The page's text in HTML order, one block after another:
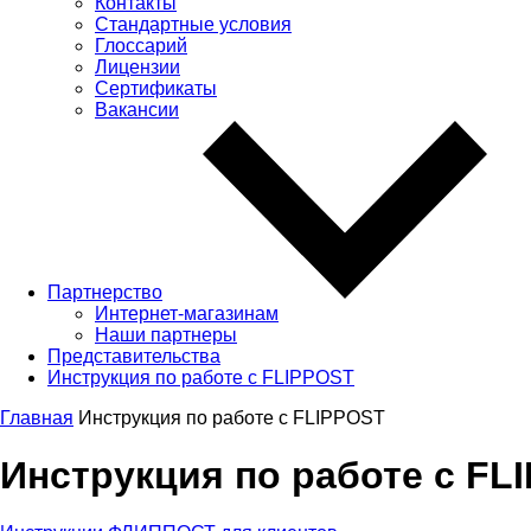
Стандартные условия
Глоссарий
Лицензии
Сертификаты
Вакансии
Партнерство
Интернет-магазинам
Наши партнеры
Представительства
Инструкция по работе с FLIPPOST
Главная Инструкция по работе с FLIPPOST
Инструкция по работе с